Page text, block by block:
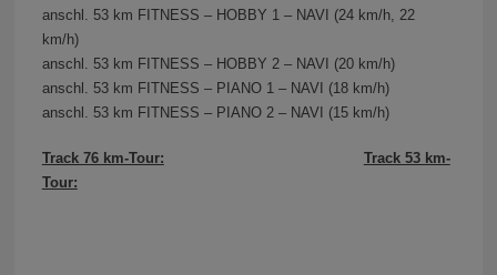
anschl. 53 km FITNESS – HOBBY 1 – NAVI (24 km/h, 22
km/h)
anschl. 53 km FITNESS – HOBBY 2 – NAVI (20 km/h)
anschl. 53 km FITNESS – PIANO 1 – NAVI (18 km/h)
anschl. 53 km FITNESS – PIANO 2 – NAVI (15 km/h)
Track 76 km-Tour:
Track 53 km-
Tour: